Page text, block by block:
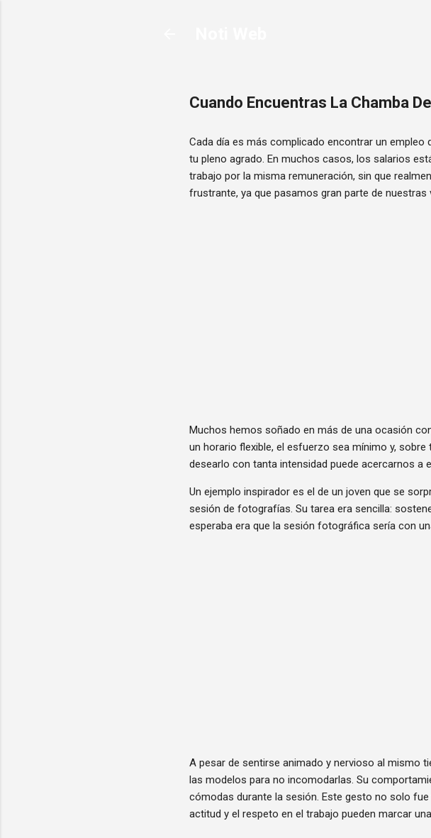
Cuando Encuentras La Chamba
Cada día es más complicado encontrar un
tu pleno agrado. En muchos casos, los salarios
trabajo por la misma remuneración, sin que
frustrante, ya que pasamos gran parte de nuestras
Muchos hemos soñado en más de una ocasión
un horario flexible, el esfuerzo sea mínimo y,
desearlo con tanta intensidad puede acercarnos a
Un ejemplo inspirador es el de un joven que se
sesión de fotografías. Su tarea era sencilla:
esperaba era que la sesión fotográfica sería con
A pesar de sentirse animado y nervioso al mismo
las modelos para no incomodarlas. Su
cómodas durante la sesión. Este gesto no solo
actitud y el respeto en el trabajo pueden marcar